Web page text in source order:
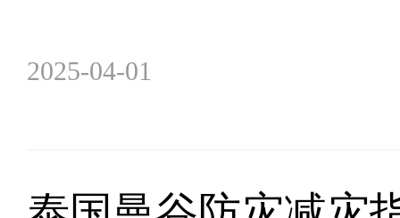
2025-04-01